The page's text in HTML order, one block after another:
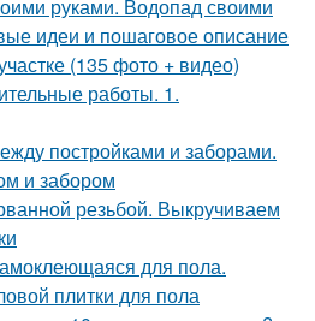
руками. Водопад своими
идеи и пошаговое описание
(135 фото + видео)
работы. 1.
постройками и заборами.
и забором
резьбой. Выкручиваем
для пола.
плитки для пола